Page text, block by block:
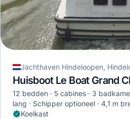
Jachthaven Hindeloopen,
Huisboot Le Boat Grand
12 bedden 5 cabines 3
lang
Schipper optioneel
4,1 m
Koelkast